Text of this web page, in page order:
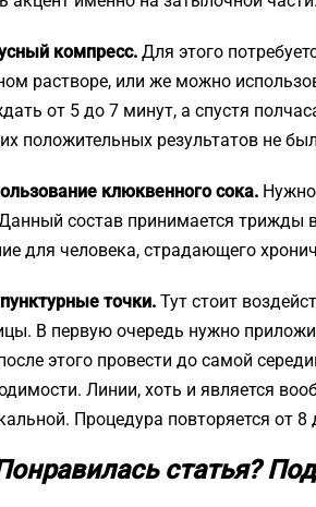
компресс. Для этого
растворе, или же можно
от 5 до 7 минут, а спустя
положительных результатов не
клюквенного сока.
состав принимается трижды
для человека, страдающего
точки. Тут стоит
В первую очередь нужно
этого провести до самой
Линии, хоть и является
Процедура повторяется от
статья?